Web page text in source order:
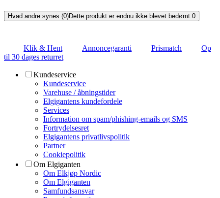
Hvad andre synes (0)Dette produkt er endnu ikke blevet bedømt. 0
Klik & Hent Annoncegaranti Prismatch
Op
til 30 dages returret
Kundeservice
Kundeservice
Varehuse / åbningstider
Elgigantens kundefordele
Services
Information om spam/phishing-emails og SMS
Fortrydelsesret
Elgigantens privatlivspolitik
Partner
Cookiepolitik
Om Elgiganten
Om Elkjøp Nordic
Om Elgiganten
Samfundsansvar